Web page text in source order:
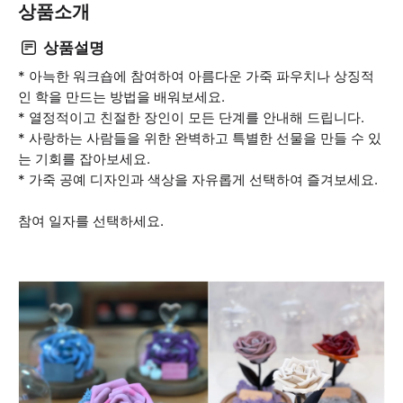
상품소개
상품설명
* 아늑한 워크숍에 참여하여 아름다운 가죽 파우치나 상징적
인 학을 만드는 방법을 배워보세요.
* 열정적이고 친절한 장인이 모든 단계를 안내해 드립니다.
* 사랑하는 사람들을 위한 완벽하고 특별한 선물을 만들 수 있
는 기회를 잡아보세요.
* 가죽 공예 디자인과 색상을 자유롭게 선택하여 즐겨보세요.
참여 일자를 선택하세요.